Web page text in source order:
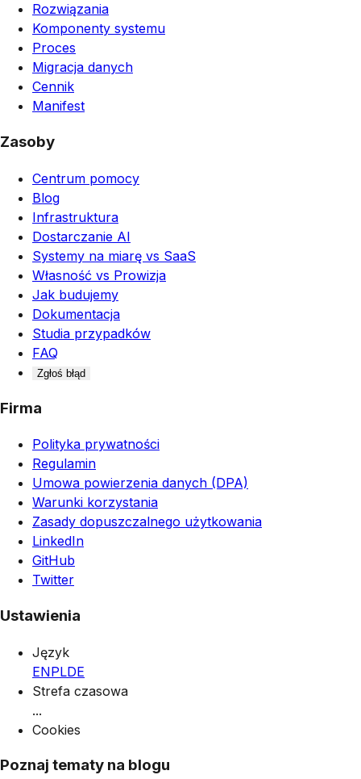
Rozwiązania
Komponenty systemu
Proces
Migracja danych
Cennik
Manifest
Zasoby
Centrum pomocy
Blog
Infrastruktura
Dostarczanie AI
Systemy na miarę vs SaaS
Własność vs Prowizja
Jak budujemy
Dokumentacja
Studia przypadków
FAQ
Zgłoś błąd
Firma
Polityka prywatności
Regulamin
Umowa powierzenia danych (DPA)
Warunki korzystania
Zasady dopuszczalnego użytkowania
LinkedIn
GitHub
Twitter
Ustawienia
Język
ENPLDE
Strefa czasowa
...
Cookies
Poznaj tematy na blogu